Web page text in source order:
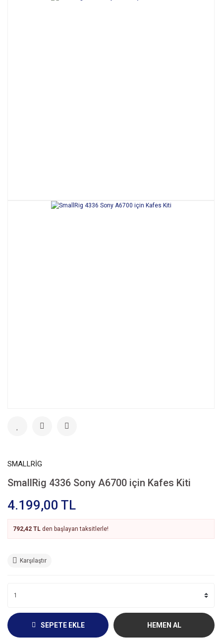
SMALLRİG
SmallRig 4336 Sony A6700 için Kafes Kiti
4.199,00 TL
792,42 TL den başlayan taksitlerle!
Karşılaştır
SEPETE EKLE HEMEN AL